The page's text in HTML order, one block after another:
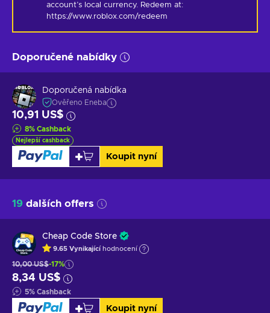
account’s local currency. Redeem at:
https://www.roblox.com/redeem
Doporučené nabídky
Doporučená nabídka
Ověřeno Eneba
10,91 US$
8% Cashback
Nejlepší cashback
Koupit nyní
19 dalších offers
Cheap Code Store
9.65 Vynikající hodnocení
10,00 US$-17%
8,34 US$
5% Cashback
Koupit nyní